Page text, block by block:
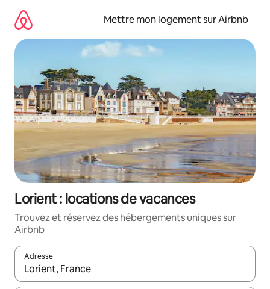
directement
contenu
Mettre mon logement sur Airbnb
Lorient : locations de vacances
Trouvez et réservez des hébergements uniques sur
Airbnb
Adresse
Lorsque les résultats s'affichent, utilisez les flèches vers le